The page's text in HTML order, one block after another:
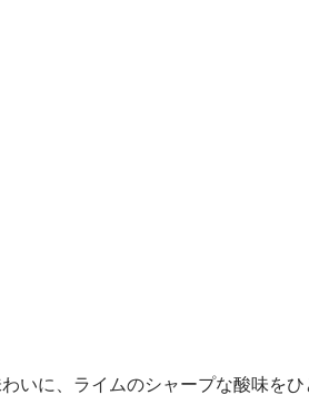
いに、ライムのシャープな酸味を